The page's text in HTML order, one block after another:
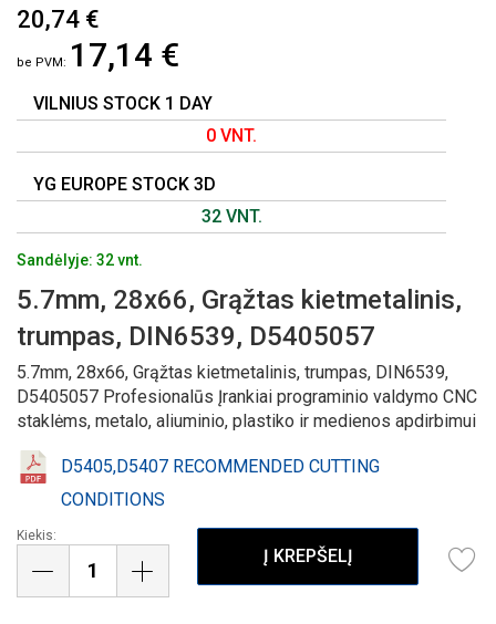
Į
PAVEIKSLĖLIŲ
PRADŽIĄ
20,74 €
17,14 €
VILNIUS STOCK 1 DAY
0 VNT.
YG EUROPE STOCK 3D
32 VNT.
Sandėlyje: 32 vnt.
5.7mm, 28x66, Grąžtas kietmetalinis,
trumpas, DIN6539, D5405057
5.7mm, 28x66, Grąžtas kietmetalinis, trumpas, DIN6539,
D5405057 Profesionalūs Įrankiai programinio valdymo CNC
staklėms, metalo, aliuminio, plastiko ir medienos apdirbimui
D5405,D5407 RECOMMENDED CUTTING
CONDITIONS
Kiekis:
Į KREPŠELĮ